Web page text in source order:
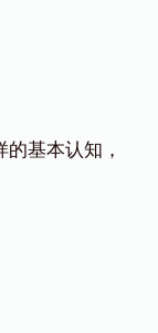
基本认知，